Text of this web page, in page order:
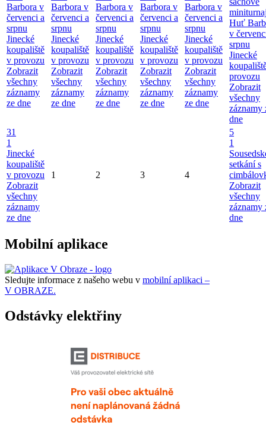
Barbora v
červenci a
srpnu
Jinecké
koupaliště
v provozu
Zobrazit
všechny
záznamy
ze dne
Barbora v
červenci a
srpnu
Jinecké
koupaliště
v provozu
Zobrazit
všechny
záznamy
ze dne
Barbora v
červenci a
srpnu
Jinecké
koupaliště
v provozu
Zobrazit
všechny
záznamy
ze dne
Barbora v
červenci a
srpnu
Jinecké
koupaliště
v provozu
Zobrazit
všechny
záznamy
ze dne
Barbora v
červenci a
srpnu
Jinecké
koupaliště
v provozu
Zobrazit
všechny
záznamy
ze dne
Huť
v
srpnu
Jinecké
provozu
Zobrazit
všechny
záznamy
dne
31
1
Jinecké
koupaliště
v provozu
Zobrazit
všechny
záznamy
ze dne
1 2 3 4
5
1
setkání s
Zobrazit
všechny
záznamy
dne
Mobilní aplikace
Sledujte informace z našeho webu v mobilní aplikaci –
V OBRAZE.
Odstávky elektřiny